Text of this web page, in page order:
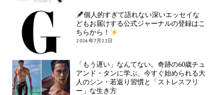
個人的すぎて語れない深いエッセイな
どもお届けする公式ジャーナルの登録はこ
ちらから！
2026年7月22日
「もう遅い」なんてない。奇跡の60歳チュ
アンド・タンに学ぶ、今すぐ始められる大
人のシン・若返り習慣と「ストレスフリ
ー」な生き方